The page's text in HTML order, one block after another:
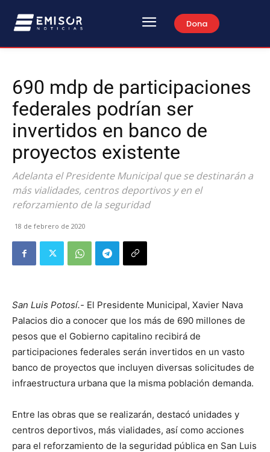
Dona
690 mdp de participaciones
federales podrían ser
invertidos en banco de
proyectos existente
Adelanta el Presidente Municipal que se destinarán a
más vialidades, centros deportivos y en el
reforzamiento de la seguridad
18 de febrero de 2020
San Luis Potosí.- El Presidente Municipal, Xavier Nava
Palacios dio a conocer que los más de 690 millones de
pesos que el Gobierno capitalino recibirá de
participaciones federales serán invertidos en un vasto
banco de proyectos que incluyen diversas solicitudes de
infraestructura urbana que la misma población demanda.
Entre las obras que se realizarán, destacó unidades y
centros deportivos, más vialidades, así como acciones
para el reforzamiento de la seguridad pública en San Luis